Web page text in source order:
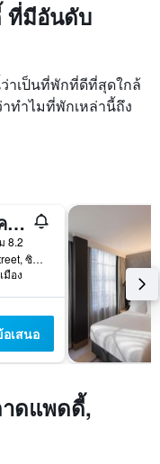
ที่มีอันดับ
าเป็นที่พักที่ดีที่สุดใกล้
ทำไมที่พักเหล่านี้ถึง
มารีเนอร์ส คอร์ท โฮเทล ซิดนีย์
8.2
44-50 Mcelhone Street, ซิดนีย์, NSW, ออสเตรเลีย
มือง
เสนอ
ดแพดดี้,